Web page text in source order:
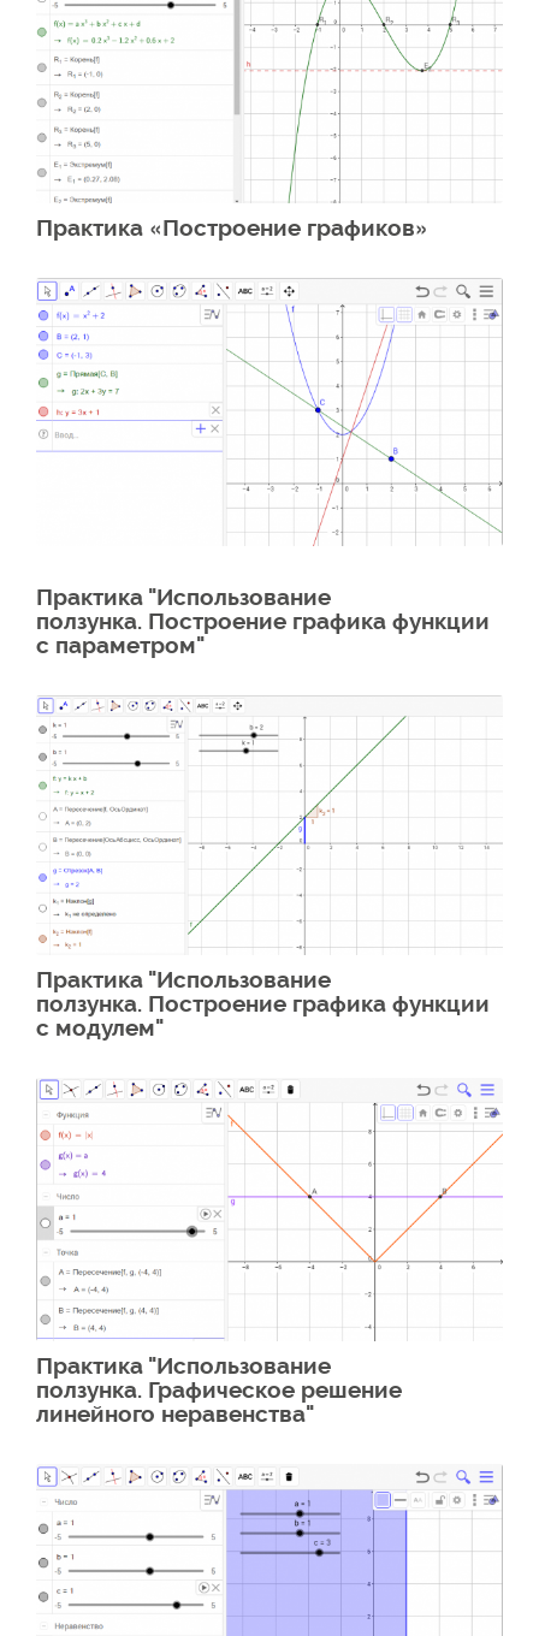
Практика «Построение графиков»
Практика "Использование
ползунка. Построение графика функции
с параметром"
Практика "Использование
ползунка. Построение графика функции
с модулем"
Практика "Использование
ползунка. Графическое решение
линейного неравенства"